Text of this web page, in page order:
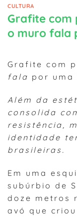
CULTURA
Grafite com
o muro fala
Grafite com
fala por uma
Além da
consolida
resistência,
identidade
brasileiras.
Em uma
subúrbio de
doze metros
avó que